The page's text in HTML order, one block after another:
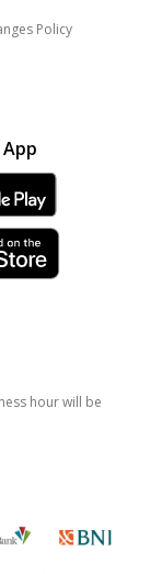
Policy
hour will be